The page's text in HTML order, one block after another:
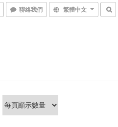
聯絡我們 繁體中文